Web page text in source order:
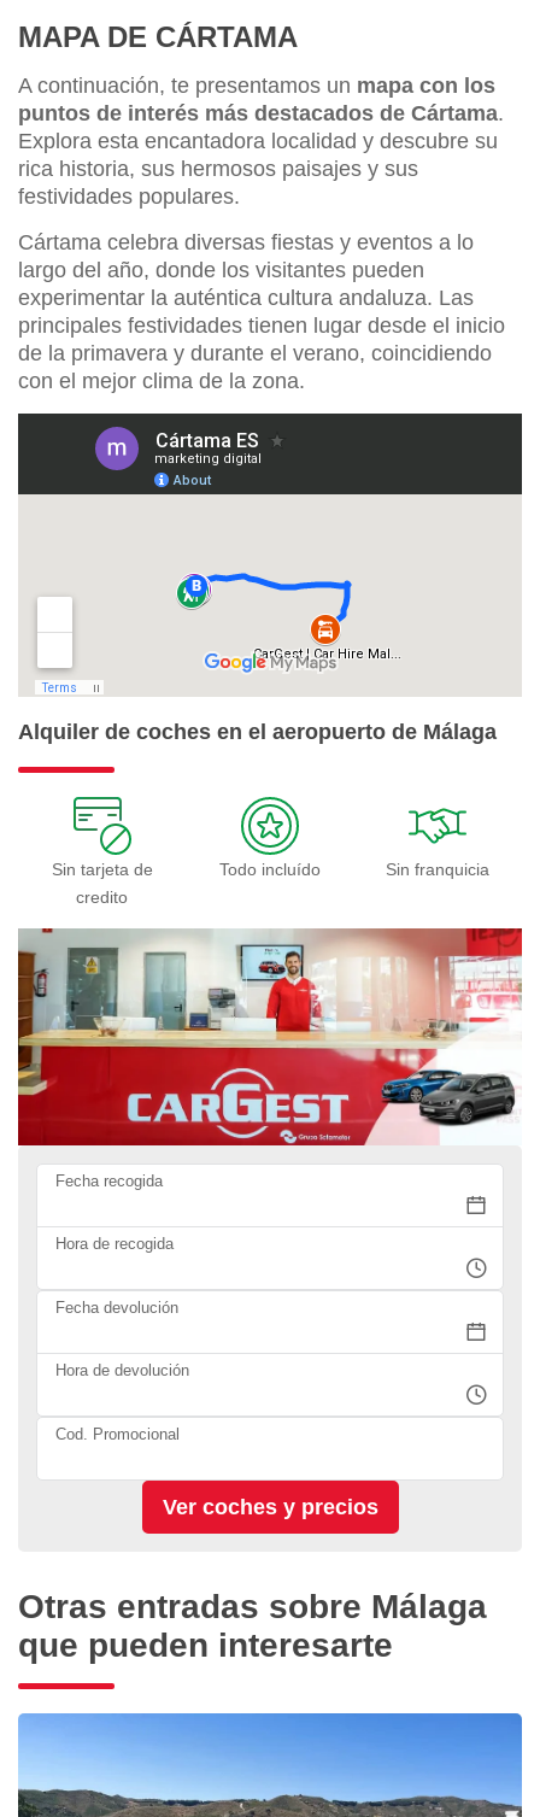
MAPA DE CÁRTAMA
A continuación, te presentamos un mapa con los
puntos de interés más destacados de Cártama.
Explora esta encantadora localidad y descubre su
rica historia, sus hermosos paisajes y sus
festividades populares.
Cártama celebra diversas fiestas y eventos a lo
largo del año, donde los visitantes pueden
experimentar la auténtica cultura andaluza. Las
principales festividades tienen lugar desde el inicio
de la primavera y durante el verano, coincidiendo
con el mejor clima de la zona.
Alquiler de coches en el aeropuerto de Málaga
Sin tarjeta de
credito
Todo incluído Sin franquicia
Fecha recogida
Hora de recogida
Fecha devolución
Hora de devolución
Cod. Promocional
Otras entradas sobre Málaga
que pueden interesarte